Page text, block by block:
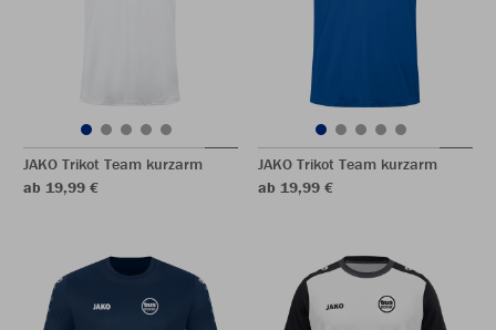
JAKO Trikot Team kurzarm
ab 19,99 €
JAKO Trikot Team kurzarm
ab 19,99 €